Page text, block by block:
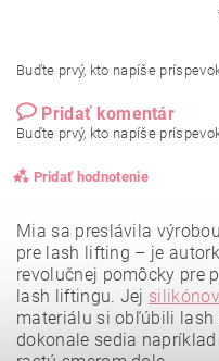
Buďte prvý, kto napíše
Pridať komentár
Buďte prvý, kto napíše
Pridať hodnotenie
Mia sa preslávila
pre lash lifting – je
revolučnej pomôcky pre
lash liftingu. Jej
materiálu si obľúbili lash
dokonale sedia